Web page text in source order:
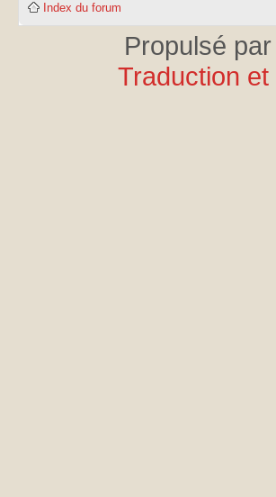
Index du forum
Propulsé par
Traduction